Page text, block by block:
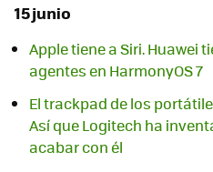
15 junio
Apple tiene a Siri. Huawei
agentes en HarmonyOS 7
El trackpad de los
Así que Logitech ha
acabar con él